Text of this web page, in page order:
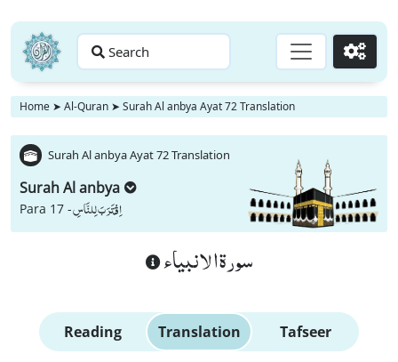
Search Go
Home ➤ Al-Quran ➤ Surah Al anbya Ayat 72 Translation
Surah Al anbya Ayat 72 Translation
Surah Al anbya
Para 17 -اِقْتَرَبَ لِلنَّاسِ
سورة الانبياء
Reading Translation Tafseer